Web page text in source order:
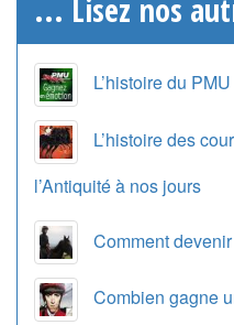
... Lisez nos
L’histoire du
L’histoire des
l’Antiquité à nos jours
Comment
Combien gagne